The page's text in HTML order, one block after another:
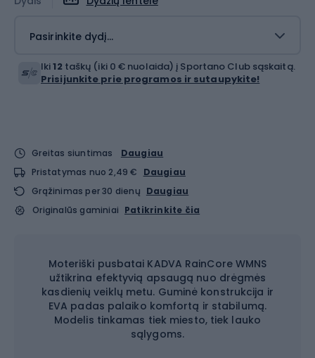
Pasirinkite dydį...
Iki12 taškų (iki 0 € nuolaida) į Sportano Club sąskaitą.
Prisijunkite prie programos ir sutaupykite!
Greitas siuntimas
Daugiau
Pristatymas nuo 2,49 €
Daugiau
Grąžinimas per 30 dienų Daugiau
Originalūs gaminiai Patikrinkite čia
Moteriški pusbatai KADVA RainCore WMNS
užtikrina efektyvią apsaugą nuo drėgmės
kasdienių veiklų metu. Guminė konstrukcija ir
EVA padas palaiko komfortą ir stabilumą.
Modelis tinkamas tiek miesto, tiek lauko
sąlygoms.